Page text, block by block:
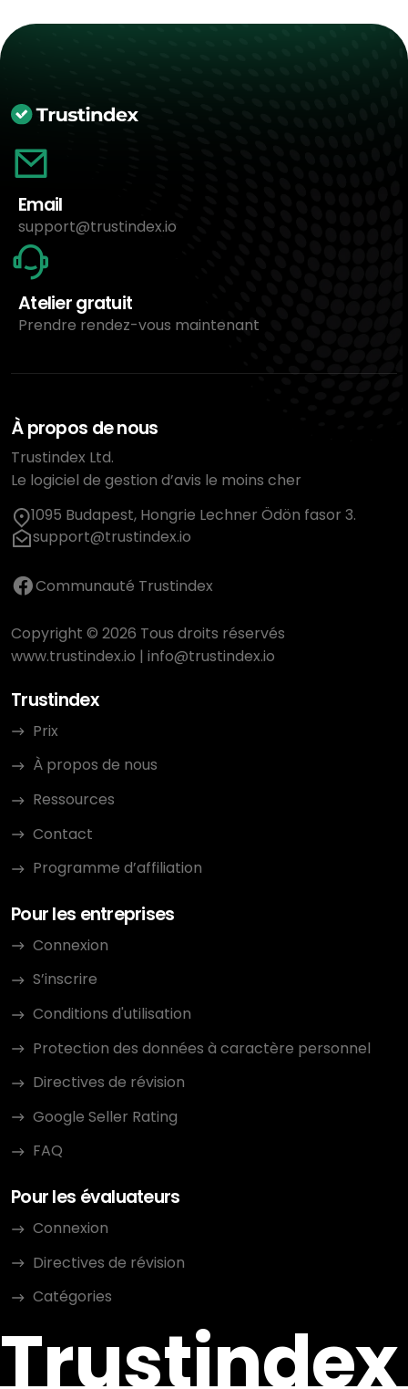
Email
support@trustindex.io
Atelier gratuit
Prendre rendez-vous maintenant
À propos de nous
Trustindex Ltd.
Le logiciel de gestion d’avis le moins cher
1095 Budapest, Hongrie Lechner Ödön fasor 3.
support@trustindex.io
Communauté Trustindex
Copyright © 2026 Tous droits réservés
www.trustindex.io | info@trustindex.io
Trustindex
Prix
À propos de nous
Ressources
Contact
Programme d’affiliation
Pour les entreprises
Connexion
S’inscrire
Conditions d'utilisation
Protection des données à caractère personnel
Directives de révision
Google Seller Rating
FAQ
Pour les évaluateurs
Connexion
Directives de révision
Catégories
Trustindex